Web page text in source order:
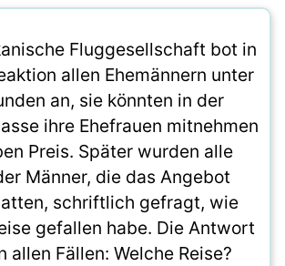
Fluggesellschaft bot in
allen Ehemännern unter
an, sie könnten in der
ihre Ehefrauen mitnehmen
Preis. Später wurden alle
Männer, die das Angebot
schriftlich gefragt, wie
gefallen habe. Die Antwort
allen Fällen: Welche Reise?